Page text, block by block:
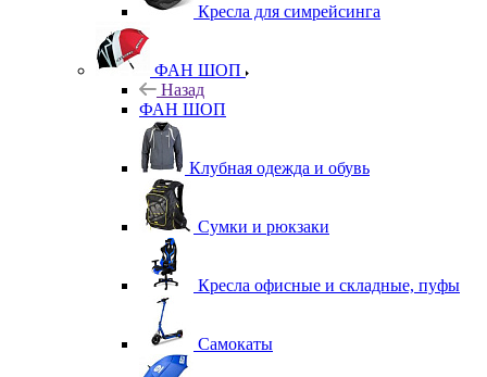
Кресла для симрейсинга
ФАН ШОП
Назад
ФАН ШОП
Клубная одежда и обувь
Сумки и рюкзаки
Кресла офисные и складные, пуфы
Самокаты